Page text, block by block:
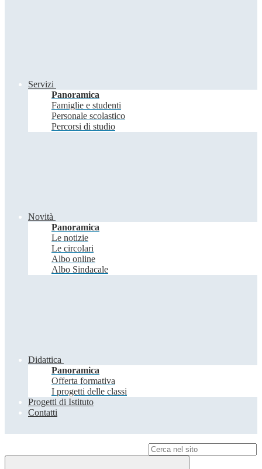
Servizi
Panoramica
Famiglie e studenti
Personale scolastico
Percorsi di studio
Novità
Panoramica
Le notizie
Le circolari
Albo online
Albo Sindacale
Didattica
Panoramica
Offerta formativa
I progetti delle classi
Progetti di Istituto
Contatti